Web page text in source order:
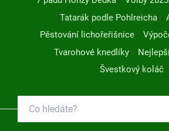
Tatarák podle Pohlreicha
Pěstování lichořeřišnice
Tvarohové knedlíky
Švestkový koláč